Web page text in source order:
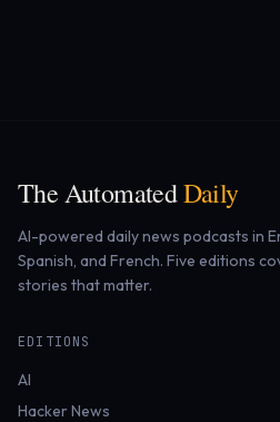
The AutomatedDaily
AI-powered daily news podcasts in
Spanish, and French. Five editions
stories that matter.
EDITIONS
AI
Hacker News